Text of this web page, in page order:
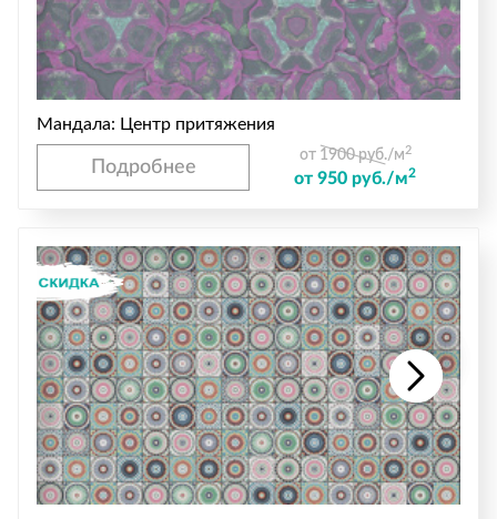
Мандала: Центр притяжения
Подробнее
от 1900 руб./м 2
от 950 руб./м2